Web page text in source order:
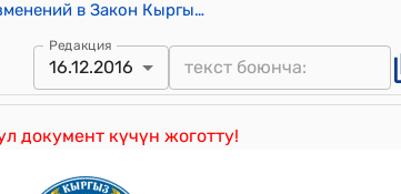
Закон КР от 28 декабря 2006 года № 220 "О внесении изменений в Закон Кыргызской Республики "О консервации, ликвидации и банкротстве банков"
Редакция
16.12.2016
документ күчүн жоготту!